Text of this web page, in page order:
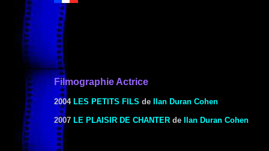
Filmographie Actrice
2004 LES PETITS FILS de Ilan Duran Cohen
2007 LE PLAISIR DE CHANTER de Ilan Duran Cohen